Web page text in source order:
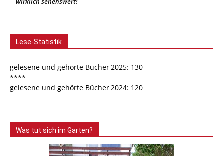
Lese-Statistik
gelesene und gehörte Bücher 2025: 130
****
gelesene und gehörte Bücher 2024: 120
Was tut sich im Garten?